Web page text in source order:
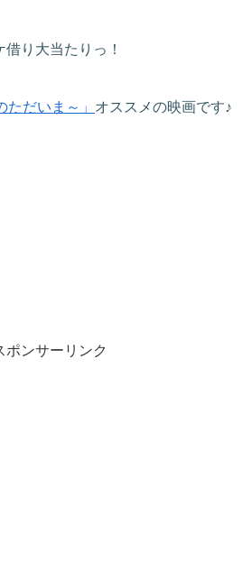
り大当たりっ！
ただいま～」 オススメの映画です♪
ポンサーリンク